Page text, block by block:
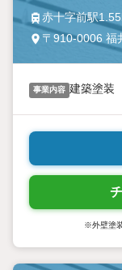
赤十字前駅
〒910-0006 福
事業内容 建築塗装
※外壁塗